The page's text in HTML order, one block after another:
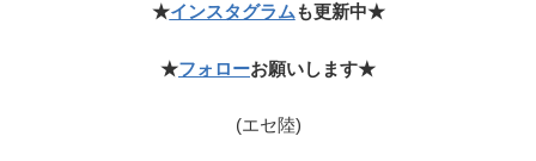
★インスタグラムも更新中★
★フォローお願いします★
(エセ陸)